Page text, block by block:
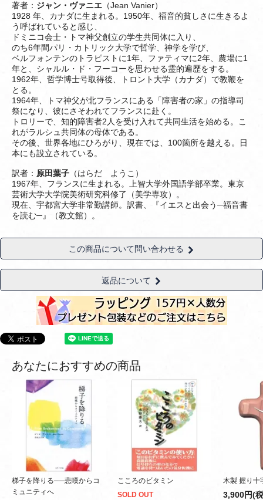
著者： ジャン・ヴァニエ （Jean Vanier）
1928 年、カナダに生まれる。1950年、福音的貧しさに生きるよ
う呼ばれていると感じ、
ドミニコ会士・トマ神父創立の学生共同体に入り、
のち6年間パリ・カトリック大学で哲学、神学を学び、
ベルフォンテンのトラピストに1年、ファティマに2年、農場に1
年と、シャルル・ド・フーコーを思わせる霊的遍歴をする。
1962年、哲学博士号取得後、トロント大学（カナダ）で教鞭を
とる。
1964年、トマ神父が北フランスにある「障害者の家」の指導司
祭になり、彼にさそわれてフランスに赴く。
トロリーで、知的障害者2人を受け入れて共同生活を始める。こ
れがラルシュ共同体の母体である。
その後、世界各地にひろがり、現在では、100箇所を越える。日
本にも設立されている。
訳者： 原田葉子 （はらだ ようこ）
1967年、フランスに生まれる。上智大学外国語学部卒業。東京
芸術大学大学院美術研究科修了（美学専攻）。
現在、宇都宮大学非常勤講師。訳書、『イエスと出会う─福音書
を読む─』（教文館）。
この商品について問い合わせる
返品について
あなたにおすすめの商品
梯子を降りる──悲嘆からコ
ミュニティへ
こころのビタミン
SOLD OUT
木製 握り十
3,900円(